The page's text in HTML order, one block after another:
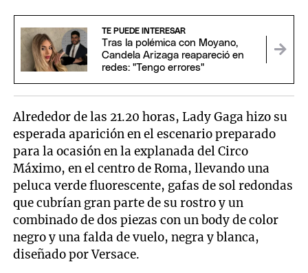
TE PUEDE INTERESAR
Tras la polémica con Moyano,
Candela Arizaga reapareció en
redes: "Tengo errores"
Alrededor de las 21.20 horas, Lady Gaga hizo su
esperada aparición en el escenario preparado
para la ocasión en la explanada del Circo
Máximo, en el centro de Roma, llevando una
peluca verde fluorescente, gafas de sol redondas
que cubrían gran parte de su rostro y un
combinado de dos piezas con un body de color
negro y una falda de vuelo, negra y blanca,
diseñado por Versace.